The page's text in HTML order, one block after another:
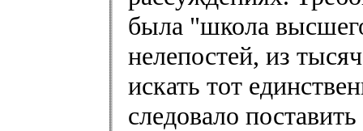
была "школа
нелепостей, из
искать тот
следовало